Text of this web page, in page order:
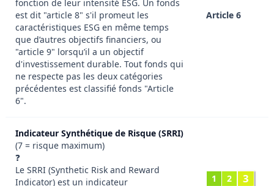
fonction de leur intensité ESG. Un fonds
est dit "article 8" s'il promeut les
caractéristiques ESG en même temps
que d’autres objectifs financiers, ou
"article 9" lorsqu’il a un objectif
d'investissement durable. Tout fonds qui
ne respecte pas les deux catégories
précédentes est classifié fonds "Article
6".
Article 6
Indicateur Synthétique de Risque (SRRI)
(7 = risque maximum)
❓
Le SRRI (Synthetic Risk and Reward
Indicator) est un indicateur
1 2 3